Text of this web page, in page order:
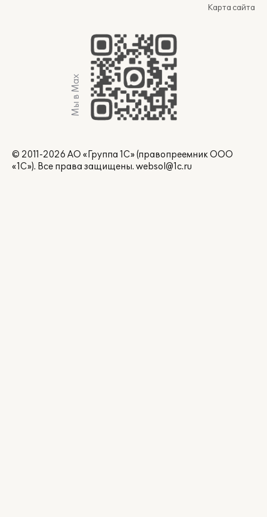
Карта сайта
Мы в Max
© 2011-2026 АО «Группа 1С» (правопреемник ООО
«1С»). Все права защищены. websol@1c.ru